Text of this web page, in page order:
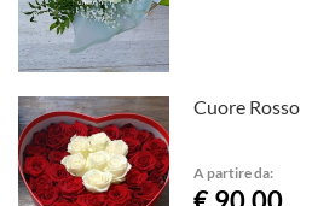
Cuore Rosso
A partire da: